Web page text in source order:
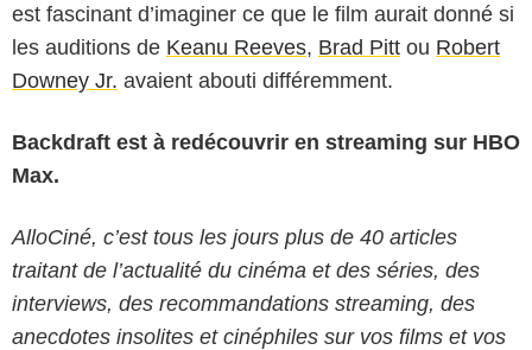
est fascinant d’imaginer ce que le film aurait donné si
les auditions de Keanu Reeves, Brad Pitt ou Robert
Downey Jr. avaient abouti différemment.
Backdraft est à redécouvrir en streaming sur HBO
Max.
AlloCiné, c’est tous les jours plus de 40 articles
traitant de l’actualité du cinéma et des séries, des
interviews, des recommandations streaming, des
anecdotes insolites et cinéphiles sur vos films et vos